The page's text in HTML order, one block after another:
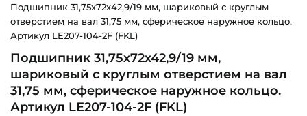
Подшипник 31,75х72х42,9/19 мм, шариковый с круглым
отверстием на вал 31,75 мм, сферическое наружное кольцо.
Артикул LE207-104-2F (FKL)
Подшипник 31,75х72х42,9/19 мм,
шариковый с круглым отверстием на вал
31,75 мм, сферическое наружное кольцо.
Артикул LE207-104-2F (FKL)